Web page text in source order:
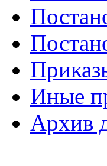
Иные
Архив